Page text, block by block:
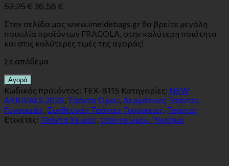
52,25€ 36,58 €
Στην σελίδα μας www.imeldebags.gr θα βρείτε μεγάλη
ποικιλία προϊόντων FRAGOLA, στην καλύτερη ποιότητα
και στις καλύτερες τιμές της αγοράς!
Σε απόθεμα
Αγορά
Κωδικός προϊόντος: TEX-B115 Κατηγορίες: NEW
ARRIVALS 2026 Tσάντα Ώμου Δερμάτινες Τσάντες
Γυναικείες Συνθετικές Τσάντες Γυναικείες Τσάντες
Ετικέτες: Τσάντα Χειρός τσάντα ώμου ,Ύφασμα